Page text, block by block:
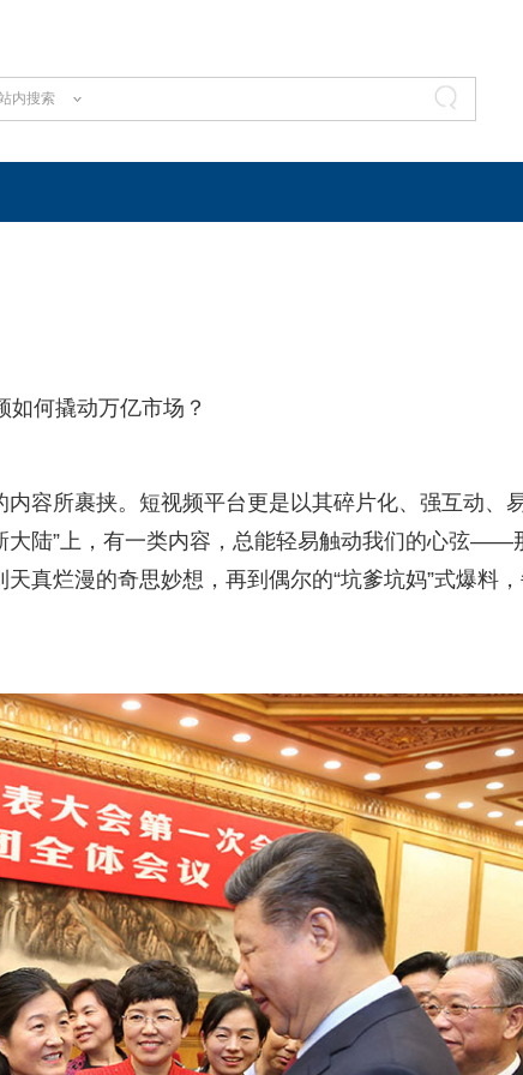
内搜索
如何撬动万亿市场？
容所裹挟。短视频平台更是以其碎片化、强互动、
大陆”上，有一类内容，总能轻易触动我们的心弦——
真烂漫的奇思妙想，再到偶尔的“坑爹坑妈”式爆料